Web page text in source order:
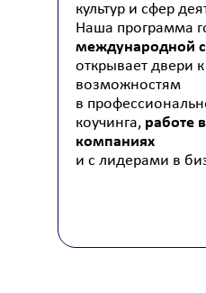
культур и сфер
Наша программа
международной
открывает двери
возможностям
в
коучинга, работе
компаниях
и с лидерами в